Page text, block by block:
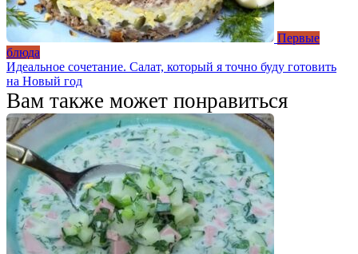
Первые
блюда
Идеальное сочетание. Салат, который я точно буду готовить
на Новый год
Вам также может понравиться